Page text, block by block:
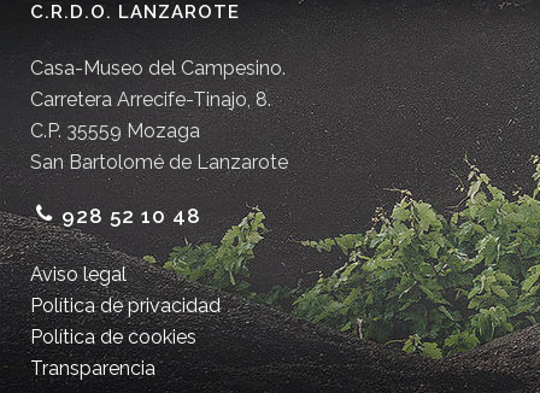
C.R.D.O. LANZAROTE
Casa-Museo del Campesino.
Carretera Arrecife-Tinajo, 8.
C.P. 35559 Mozaga
San Bartolomé de Lanzarote
928 52 10 48
Aviso legal
Política de privacidad
Política de cookies
Transparencia